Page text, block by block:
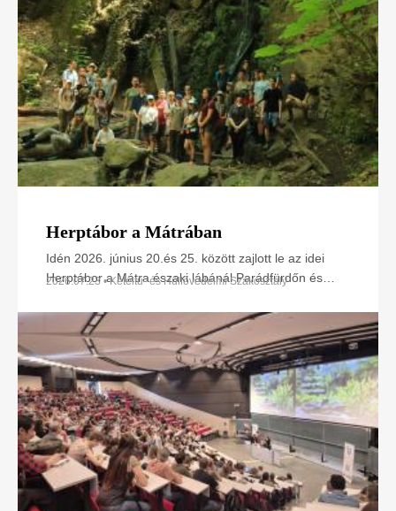
Herptábor a Mátrában
Idén 2026. június 20.és 25. között zajlott le az idei
Herptábor a Mátra északi lábánál Parádfürdőn és
2026.07.23 • Kétéltű- és Hüllővédelmi Szakosztály